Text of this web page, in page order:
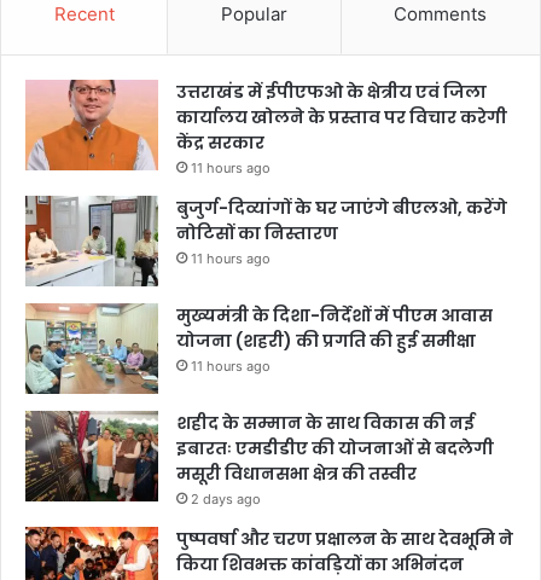
Recent Popular Comments
उत्तराखंड में ईपीएफओ के क्षेत्रीय एवं जिला
कार्यालय खोलने के प्रस्ताव पर विचार करेगी
केंद्र सरकार
11 hours ago
बुजुर्ग-दिव्यांगों के घर जाएंगे बीएलओ, करेंगे
नोटिसों का निस्तारण
11 hours ago
मुख्यमंत्री के दिशा-निर्देशों में पीएम आवास
योजना (शहरी) की प्रगति की हुई समीक्षा
11 hours ago
शहीद के सम्मान के साथ विकास की नई
इबारतः एमडीडीए की योजनाओं से बदलेगी
मसूरी विधानसभा क्षेत्र की तस्वीर
2 days ago
पुष्पवर्षा और चरण प्रक्षालन के साथ देवभूमि ने
किया शिवभक्त कांवड़ियों का अभिनंदन